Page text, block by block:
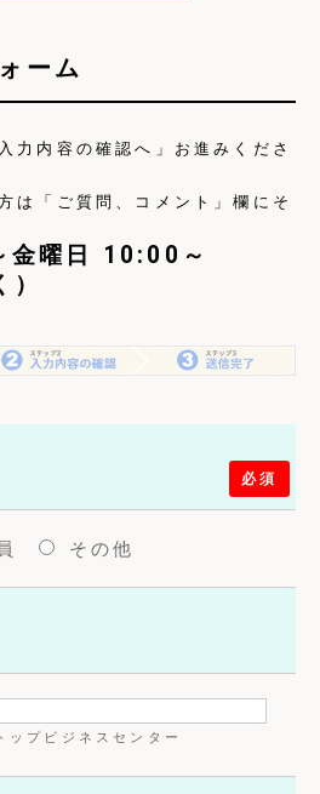
ーム
力内容の確認へ」お進みくださ
は「ご質問、コメント」欄にそ
金曜日 10:00～
必須
その他
ップビジネスセンター